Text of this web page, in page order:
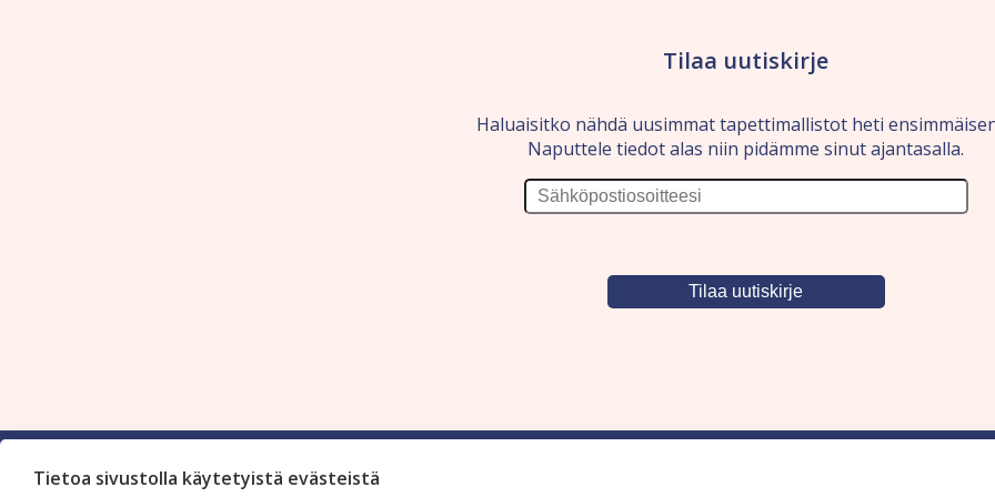
Tietoa sivustolla käytetyistä evästeistä
Tilaa uutiskirje
Haluaisitko nähdä uusimmat tapettimallistot heti
Naputtele tiedot alas niin pidämme sinut ajantasalla.